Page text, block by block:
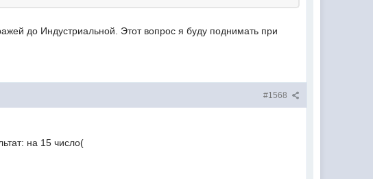
до Индустриальной. Этот вопрос я буду поднимать при
#1568
на 15 число(